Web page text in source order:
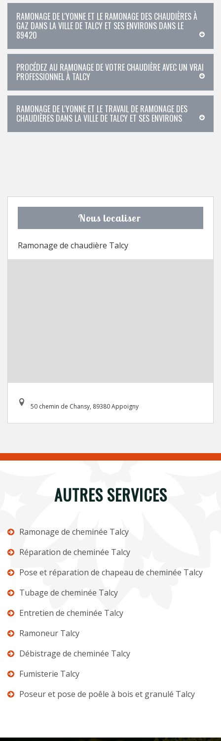
RAMONAGE DE L'YONNE ET LE RAMONAGE DES CHAUDIÈRES À
GAZ DANS LA VILLE DE TALCY ET SES ENVIRONS DANS LE
89420
PROCÉDEZ AU RAMONAGE DE VOTRE CHAUDIÈRE AVEC UN VRAI
PROFESSIONNEL À TALCY
RAMONAGE DE L'YONNE ET LE TRAVAIL DE RAMONAGE DES
CHAUDIÈRES DANS LA VILLE DE TALCY ET SES ENVIRONS
Nous localiser
Ramonage de chaudière Talcy
50 chemin de Chansy, 89380 Appoigny
AUTRES SERVICES
Ramonage de cheminée Talcy
Réparation de cheminée Talcy
Pose et réparation de chapeau de cheminée Talcy
Tubage de cheminée Talcy
Entretien de cheminée Talcy
Ramoneur Talcy
Débistrage de cheminée Talcy
Fumisterie Talcy
Poseur et pose de poêle à bois et granulé Talcy